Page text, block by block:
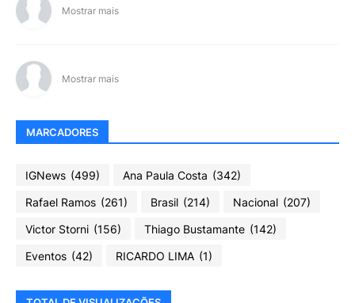
Mostrar mais
Mostrar mais
MARCADORES
IGNews (499) Ana Paula Costa (342)
Rafael Ramos (261) Brasil (214) Nacional (207)
Victor Storni (156) Thiago Bustamante (142)
Eventos (42) RICARDO LIMA (1)